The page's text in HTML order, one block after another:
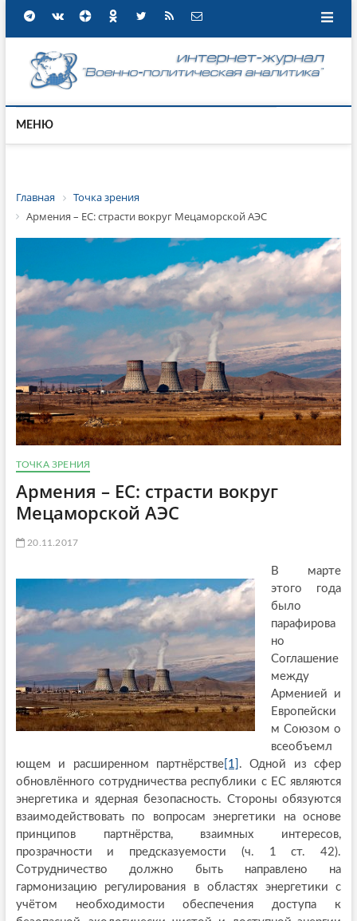
МЕНЮ
Главная
Точка зрения
Армения – ЕС: страсти вокруг Мецаморской АЭС
ТОЧКА ЗРЕНИЯ
Армения – ЕС: страсти вокруг
Мецаморской АЭС
20.11.2017
В марте
этого года
было
парафирова
но
Соглашение
между
Арменией и
Европейски
м Союзом о
всеобъемл
ющем и расширенном партнёрстве[1] . Одной из сфер
обновлённого сотрудничества республики с ЕС являются
энергетика и ядерная безопасность. Стороны обязуются
взаимодействовать по вопросам энергетики на основе
принципов партнёрства, взаимных интересов,
прозрачности и предсказуемости (ч. 1 ст. 42).
Сотрудничество должно быть направлено на
гармонизацию регулирования в областях энергетики с
учётом необходимости обеспечения доступа к